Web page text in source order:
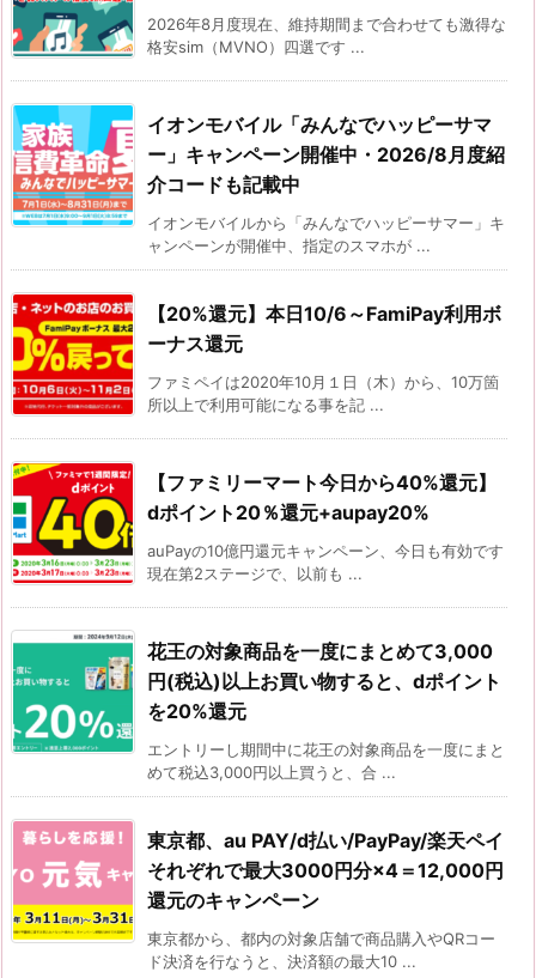
2026年8月度現在、維持期間まで合わせても激得な
格安sim（MVNO）四選です ...
イオンモバイル「みんなでハッピーサマ
ー」キャンペーン開催中・2026/8月度紹
介コードも記載中
イオンモバイルから「みんなでハッピーサマー」キ
ャンペーンが開催中、指定のスマホが ...
【20%還元】本日10/6～FamiPay利用ボ
ーナス還元
ファミペイは2020年10月１日（木）から、10万箇
所以上で利用可能になる事を記 ...
【ファミリーマート今日から40%還元】
dポイント20％還元+aupay20%
auPayの10億円還元キャンペーン、今日も有効です
現在第2ステージで、以前も ...
花王の対象商品を一度にまとめて3,000
円(税込)以上お買い物すると、dポイント
を20%還元
エントリーし期間中に花王の対象商品を一度にまと
めて税込3,000円以上買うと、合 ...
東京都、au PAY/d払い/PayPay/楽天ペイ
それぞれで最大3000円分×4＝12,000円
還元のキャンペーン
東京都から、都内の対象店舗で商品購入やQRコー
ド決済を行なうと、決済額の最大10 ...